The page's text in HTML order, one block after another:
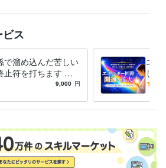
ス
で溜め込んだ苦しい
止符を打ちます 自
ャネリング効果でエ
9,000 円
エネ
し
ーリ
感！